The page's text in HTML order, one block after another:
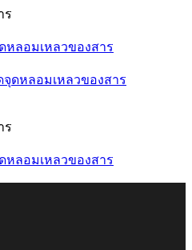
ร
หลอมเหลวของสาร
ร
หลอมเหลวของสาร